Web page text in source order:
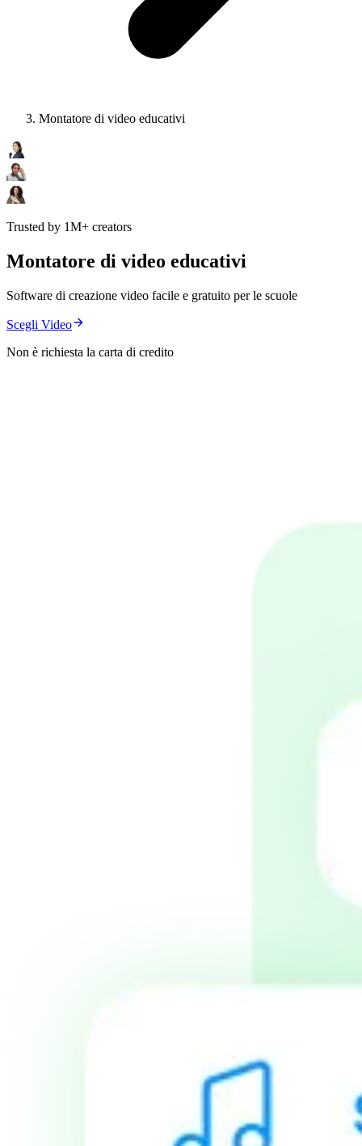
Montatore di video educativi
Trusted by 1M+ creators
Montatore di video educativi
Software di creazione video facile e gratuito per le scuole
Scegli Video
Non è richiesta la carta di credito